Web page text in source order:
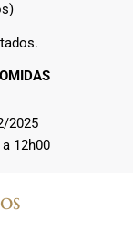
2025
12h00